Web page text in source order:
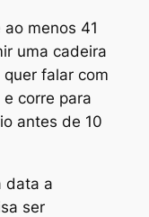
menos 41
uma cadeira
falar com
corre para
antes de 10
data a
ser